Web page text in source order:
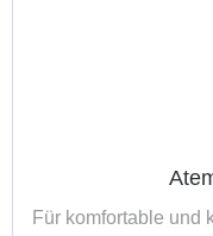
Für komfortable und